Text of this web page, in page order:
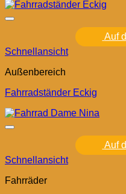
Auf
Schnellansicht
Außenbereich
Fahrradständer Eckig
Auf
Schnellansicht
Fahrräder